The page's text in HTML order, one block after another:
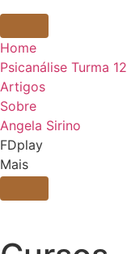
Home
Psicanálise Turma 12
Artigos
Sobre
Angela Sirino
FDplay
Mais